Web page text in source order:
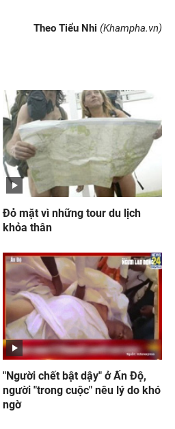
Theo Tiểu Nhi (Khampha.vn)
Đỏ mặt vì những tour du lịch
khỏa thân
"Người chết bật dậy" ở Ấn Độ,
người "trong cuộc" nêu lý do khó
ngờ